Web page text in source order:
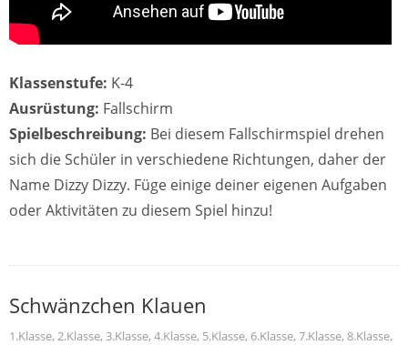
Klassenstufe: K-4
Ausrüstung: Fallschirm
Spielbeschreibung: Bei diesem Fallschirmspiel drehen
sich die Schüler in verschiedene Richtungen, daher der
Name Dizzy Dizzy. Füge einige deiner eigenen Aufgaben
oder Aktivitäten zu diesem Spiel hinzu!
Schwänzchen Klauen
1.Klasse, 2.Klasse, 3.Klasse, 4.Klasse, 5.Klasse, 6.Klasse, 7.Klasse, 8.Klasse,